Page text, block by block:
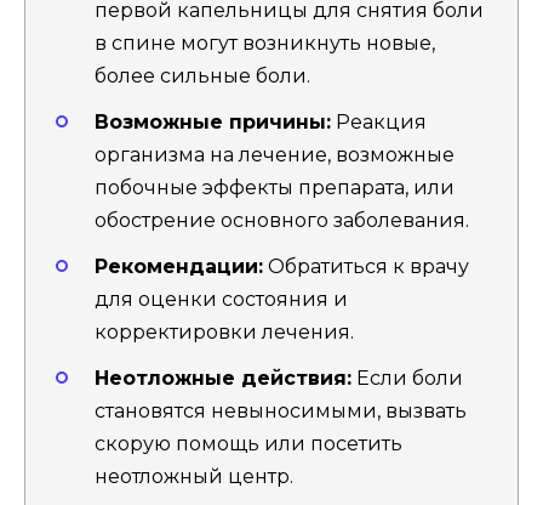
первой капельницы для снятия боли
в спине могут возникнуть новые,
более сильные боли.
Возможные причины: Реакция
организма на лечение, возможные
побочные эффекты препарата, или
обострение основного заболевания.
Рекомендации: Обратиться к врачу
для оценки состояния и
корректировки лечения.
Неотложные действия: Если боли
становятся невыносимыми, вызвать
скорую помощь или посетить
неотложный центр.